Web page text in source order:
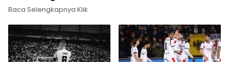
Baca Selengkapnya Klik